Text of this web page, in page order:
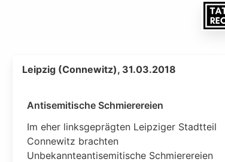
Leipzig (Connewitz), 31.03.2018
Antisemitische Schmierereien
Im eher linksgeprägten Leipziger Stadtteil
Connewitz brachten
Unbekannteantisemitische Schmierereien